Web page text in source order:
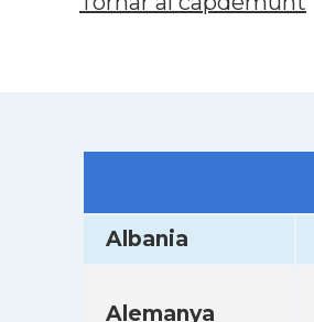
Albania
Alemanya